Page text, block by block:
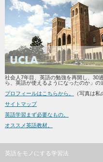
社会人7年目、英語の勉強を再開し、30
ら、英語が使えるようになったのか」の
プロフィールはこちらから。
（写真は私
サイトマップ
英語学習まず必要なもの。
オススメ英語教材。
英語をモノにする学習法